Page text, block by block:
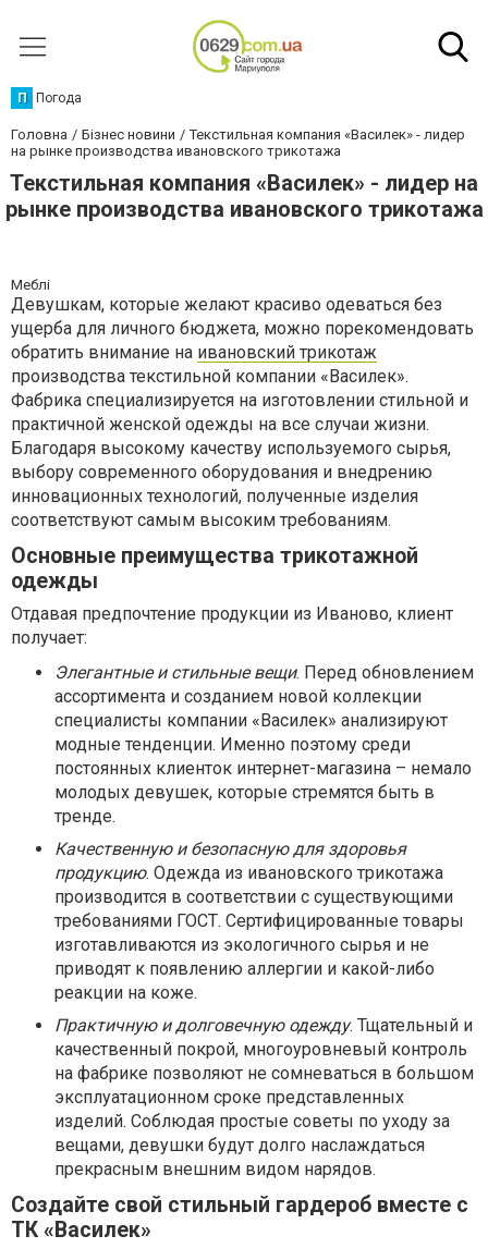
П Погода
Головна Бізнес новини
Текстильная компания «Василек» - лидер
на рынке производства ивановского трикотажа
Текстильная компания «Василек» - лидер на
рынке производства ивановского трикотажа
Меблі
Девушкам, которые желают красиво одеваться без
ущерба для личного бюджета, можно порекомендовать
обратить внимание на ивановский трикотаж
производства текстильной компании «Василек».
Фабрика специализируется на изготовлении стильной и
практичной женской одежды на все случаи жизни.
Благодаря высокому качеству используемого сырья,
выбору современного оборудования и внедрению
инновационных технологий, полученные изделия
соответствуют самым высоким требованиям.
Основные преимущества трикотажной
одежды
Отдавая предпочтение продукции из Иваново, клиент
получает:
Элегантные и стильные вещи. Перед обновлением
ассортимента и созданием новой коллекции
специалисты компании «Василек» анализируют
модные тенденции. Именно поэтому среди
постоянных клиенток интернет-магазина – немало
молодых девушек, которые стремятся быть в
тренде.
Качественную и безопасную для здоровья
продукцию. Одежда из ивановского трикотажа
производится в соответствии с существующими
требованиями ГОСТ. Сертифицированные товары
изготавливаются из экологичного сырья и не
приводят к появлению аллергии и какой-либо
реакции на коже.
Практичную и долговечную одежду. Тщательный и
качественный покрой, многоуровневый контроль
на фабрике позволяют не сомневаться в большом
эксплуатационном сроке представленных
изделий. Соблюдая простые советы по уходу за
вещами, девушки будут долго наслаждаться
прекрасным внешним видом нарядов.
Создайте свой стильный гардероб вместе с
ТК «Василек»